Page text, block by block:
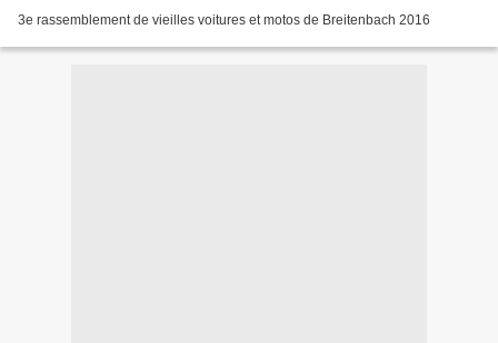
3e rassemblement de vieilles voitures et motos de Breitenbach 2016